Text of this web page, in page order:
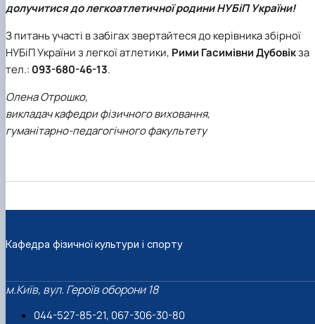
долучитися до легкоатлетичної родиниНУБіП України!
З питань участі в забігах звертайтеся до керівника збірної
НУБіП України з легкої атлетики, Рими Гасимівни Дубовікза
тел.: 093-680-46-13.
Олена Отрошко,
викладач кафедри фізичного виховання,
гуманітарно-педагогічного факультету
Кафедра фізичної культури і спорту
м.Київ, вул. Героїв оборони 18
044-527-85-21, 067-306-30-80